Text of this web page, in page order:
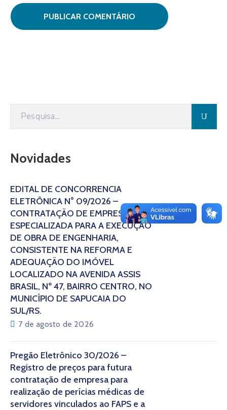
Novidades
EDITAL DE CONCORRÊNCIA
ELETRÔNICA N° 09/2026 –
CONTRATAÇÃO DE EMPRESA
ESPECIALIZADA PARA A EXECUÇÃO
DE OBRA DE ENGENHARIA,
CONSISTENTE NA REFORMA E
ADEQUAÇÃO DO IMÓVEL
LOCALIZADO NA AVENIDA ASSIS
BRASIL, Nº 47, BAIRRO CENTRO, NO
MUNICÍPIO DE SAPUCAIA DO
SUL/RS.
7 de agosto de 2026
Pregão Eletrônico 30/2026 –
Registro de preços para futura
contratação de empresa para
realização de perícias médicas de
servidores vinculados ao FAPS e a